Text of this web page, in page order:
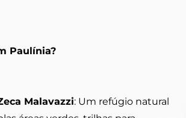
Paulínia?
Malavazzi: Um refúgio natural